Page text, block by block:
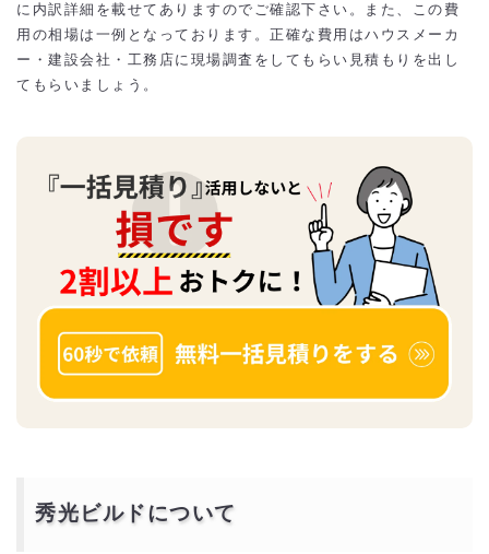
一括見積もり無料サービスで安く秀光ビルド住宅をできる優良会社を探
す！
より安価で依頼するには？
に内訳詳細を載せてありますのでご確認下さい。また、この費
用の相場は一例となっております。正確な費用はハウスメーカ
ー・建設会社・工務店に現場調査をしてもらい見積もりを出し
てもらいましょう。
秀光ビルドについて